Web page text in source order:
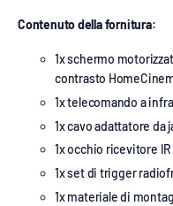
Contenuto della fornitura:
1x schermo
contrasto
1x telecomando a
1x cavo adattatore da
1x occhio ricevitore IR
1x set di trigger
1x materiale di